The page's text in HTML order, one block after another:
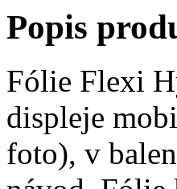
Popis
Fólie Flexi
displeje
foto), v